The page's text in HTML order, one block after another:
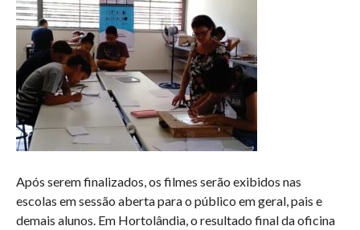
Após serem finalizados, os filmes serão exibidos nas
escolas em sessão aberta para o público em geral, pais e
demais alunos. Em Hortolândia, o resultado final da oficina